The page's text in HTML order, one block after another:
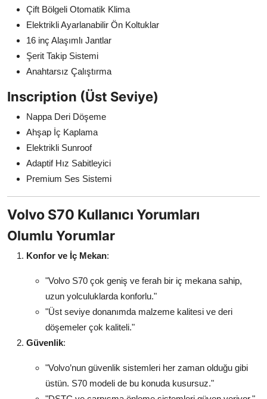
Çift Bölgeli Otomatik Klima
Elektrikli Ayarlanabilir Ön Koltuklar
16 inç Alaşımlı Jantlar
Şerit Takip Sistemi
Anahtarsız Çalıştırma
Inscription (Üst Seviye)
Nappa Deri Döşeme
Ahşap İç Kaplama
Elektrikli Sunroof
Adaptif Hız Sabitleyici
Premium Ses Sistemi
Volvo S70 Kullanıcı Yorumları
Olumlu Yorumlar
Konfor ve İç Mekan:
"Volvo S70 çok geniş ve ferah bir iç mekana sahip,
uzun yolculuklarda konforlu."
"Üst seviye donanımda malzeme kalitesi ve deri
döşemeler çok kaliteli."
Güvenlik:
"Volvo’nun güvenlik sistemleri her zaman olduğu gibi
üstün. S70 modeli de bu konuda kusursuz."